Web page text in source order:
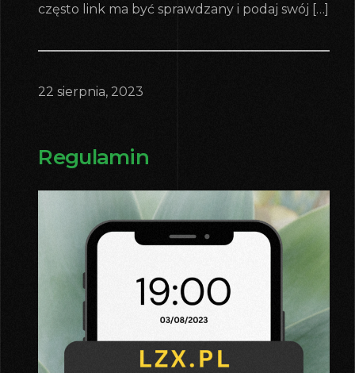
często link ma być sprawdzany i podaj swój […]
22 sierpnia, 2023
Regulamin